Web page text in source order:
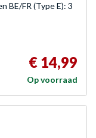
BE/FR (Type E): 3
€ 14,99
Op voorraad